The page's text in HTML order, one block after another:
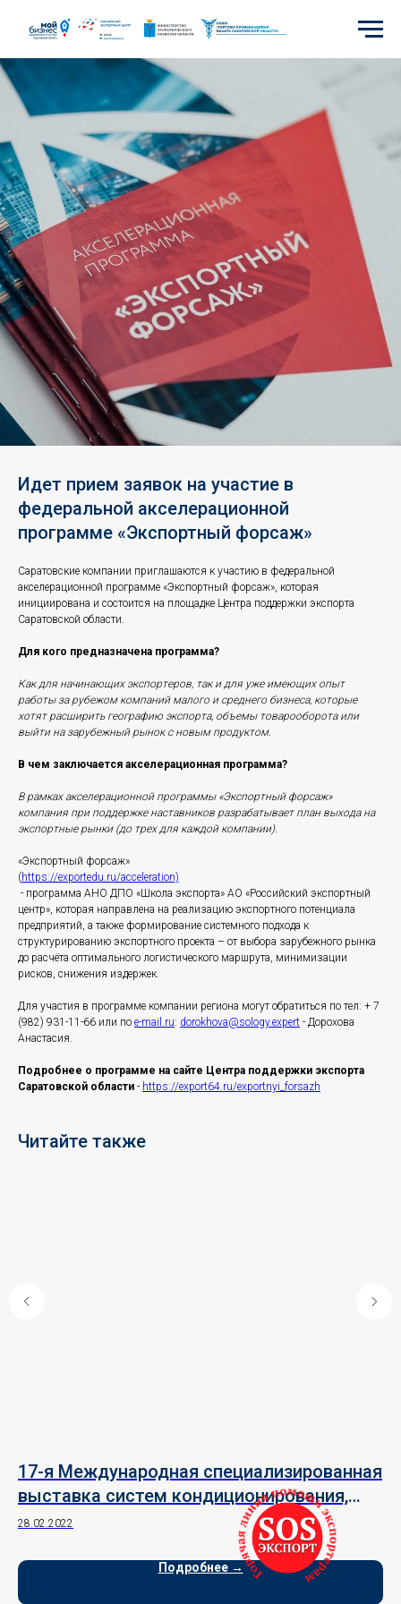
Идет прием заявок на участие в
федеральной акселерационной
программе «Экспортный форсаж»
Саратовские компании приглашаются к участию в федеральной
акселерационной программе «Экспортный форсаж», которая
инициирована и состоится на площадке Центра поддержки экспорта
Саратовской области.
Для кого предназначена программа?
Как для начинающих экспортеров, так и для уже имеющих опыт
работы за рубежом компаний малого и среднего бизнеса, которые
хотят расширить географию экспорта, объемы товарооборота или
выйти на зарубежный рынок с новым продуктом.
В чем заключается акселерационная программа?
В рамках акселерационной программы «Экспортный форсаж»
компания при поддержке наставников разрабатывает план выхода на
экспортные рынки (до трех для каждой компании).
«Экспортный форсаж»
(https://exportedu.ru/acceleration)
- программа АНО ДПО «Школа экспорта» АО «Российский экспортный
центр», которая направлена на реализацию экспортного потенциала
предприятий, а также формирование системного подхода к
структурированию экспортного проекта – от выбора зарубежного рынка
до расчёта оптимального логистического маршрута, минимизации
рисков, снижения издержек.
Для участия в программе компании региона могут обратиться по тел: + 7
(982) 931-11-66 или по e-mail.ru: dorokhova@sology.expert - Дорохова
Анастасия.
Подробнее о программе на сайте Центра поддержки экспорта
Саратовской области - https://export64.ru/exportnyi_forsazh
Читайте также
17-я Международная специализированная
выставка систем кондиционирования,
вентиляции, отопления, промышленного и
коммерческого холода — "Climate World
Expo 2022"
28.02.2022
Подробнее →